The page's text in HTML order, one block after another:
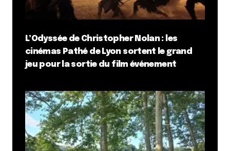
L’Odyssée de Christopher Nolan : les
cinémas Pathé de Lyon sortent le grand
jeu pour la sortie du film événement